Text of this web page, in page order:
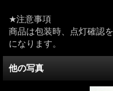
★注意事項
商品は包装時、点灯確認
になります。
他の写真